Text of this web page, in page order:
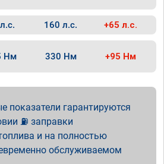
160 л.с. +65 л.с.
Нм 330 Нм +95 Нм
показатели гарантируются
⛽ заправки
и на полностью
обслуживаемом